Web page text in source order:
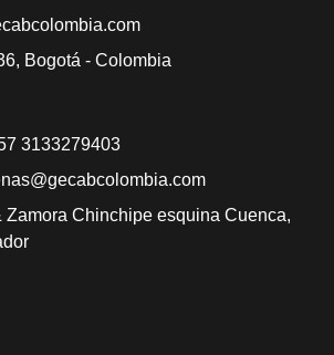
Bogotá - Colombia
3133279403
Zamora Chinchipe esquina Cuenca,